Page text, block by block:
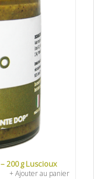
200 g Luscioux
+ Ajouter au panier